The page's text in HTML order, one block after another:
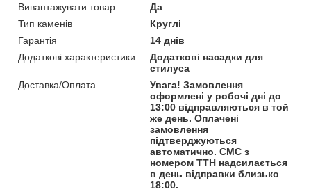
Вивантажувати товар
Да
Тип каменів
Круглі
Гарантія
14 днів
Додаткові характеристики
Додаткові насадки для
стилуса
Доставка/Оплата
Увага! Замовлення
оформлені у робочі дні до
13:00 відправляються в той
же день. Оплачені
замовлення
підтверджуються
автоматично. СМС з
номером ТТН надсилається
в день відправки близько
18:00.